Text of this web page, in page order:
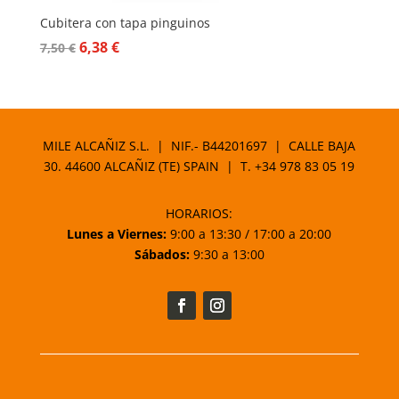
Cubitera con tapa pinguinos
7,50€ El
7,50 €.
6,38€El
6,38 €.
MILE ALCAÑIZ S.L. | NIF.- B44201697 | CALLE BAJA
30. 44600 ALCAÑIZ (TE) SPAIN | T.+34 978 83 05 19
HORARIOS:
Lunes a Viernes: 9:00 a 13:30 / 17:00 a 20:00
Sábados:9:30 a 13:00